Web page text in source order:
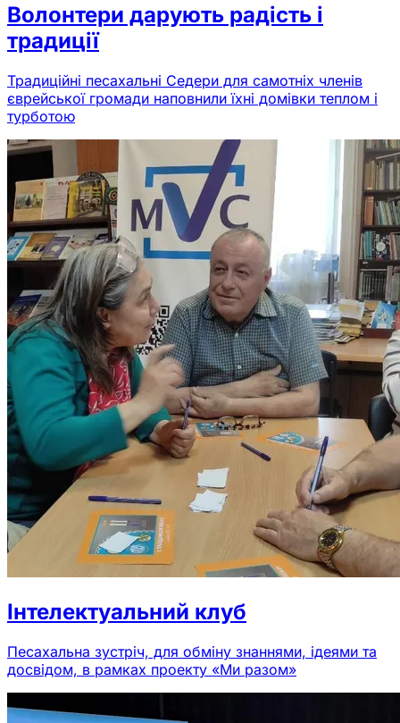
Волонтери дарують радість і
традиції
Традиційні песахальні Седери для самотніх членів
єврейської громади наповнили їхні домівки теплом і
турботою
Інтелектуальний клуб
Песахальна зустріч, для обміну знаннями, ідеями та
досвідом, в рамках проекту «Ми разом»